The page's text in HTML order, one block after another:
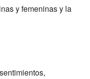
y femeninas y la